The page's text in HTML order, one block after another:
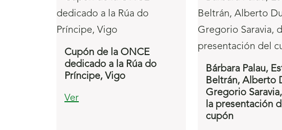
Cupón de la ONCE
dedicado a la Rúa do
Príncipe, Vigo
Ver
Bárbara Palau,
Beltrán, Alberto
Gregorio
la presentación
cupón